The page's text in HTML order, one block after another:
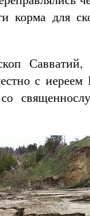
корма для
с